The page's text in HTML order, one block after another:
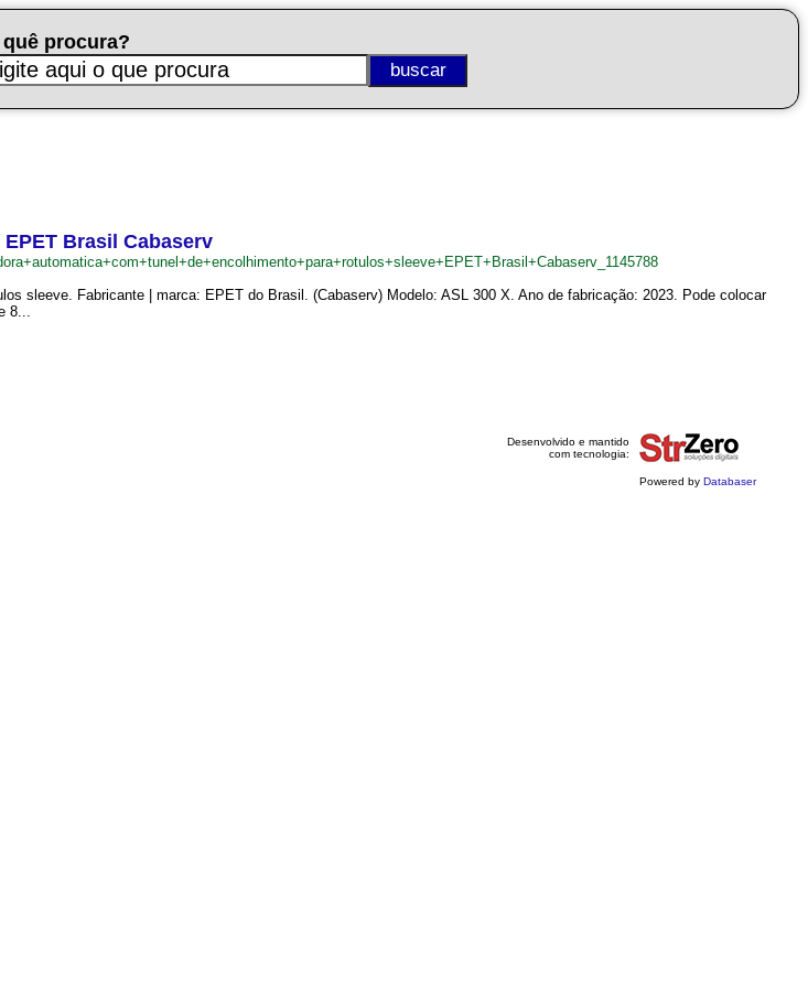
quê procura?
Brasil Cabaserv
sleeve. Fabricante | marca: EPET do Brasil. (Cabaserv) Modelo: ASL 300 X. Ano de fabricação: 2023. Pode colocar
8...
Desenvolvido e mantido
com tecnologia:
Powered by Databaser